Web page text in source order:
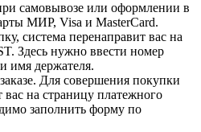
самовывозе или оформлении в
МИР, Visa и MasterCard.
система перенаправит вас на
Здесь нужно ввести номер
имя держателя.
Для совершения покупки
вас на страницу платежного
заполнить форму по